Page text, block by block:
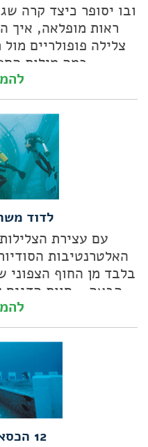
ובו יסופר כיצד קרה
ראות מופלאה, איך
צלילה פופולריים
כמה מילות
לדוד
עם עצירת
האלטרנטיבות
בלבד מן החוף
הבאה - חוות הדגים
מסחרי המהווה מקום
לטונות, פלמידות,
12 הכסאות הריקים